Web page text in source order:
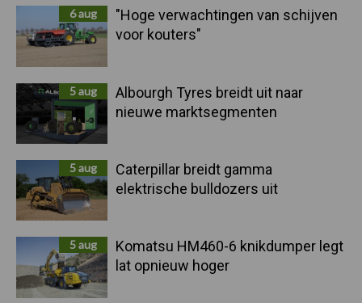
6 aug
"Hoge verwachtingen van schijven
voor kouters"
5 aug
Albourgh Tyres breidt uit naar
nieuwe marktsegmenten
5 aug
Caterpillar breidt gamma
elektrische bulldozers uit
5 aug
Komatsu HM460-6 knikdumper legt
lat opnieuw hoger